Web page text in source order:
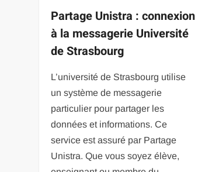
Partage Unistra : connexion
à la messagerie Université
de Strasbourg
L’université de Strasbourg utilise
un système de messagerie
particulier pour partager les
données et informations. Ce
service est assuré par Partage
Unistra. Que vous soyez élève,